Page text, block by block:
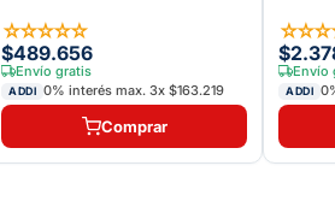
☆☆☆☆☆
$489.656
Envío gratis
ADDI 0% interés max. 3x $163.219
Comprar
☆☆☆
Envío
ADDI